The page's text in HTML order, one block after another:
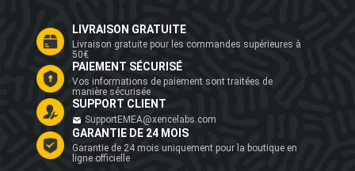
LIVRAISON GRATUITE
Livraison gratuite pour les commandes supérieures à
50€
PAIEMENT SÉCURISÉ
Vos informations de paiement sont traitées de
manière sécurisée
SUPPORT CLIENT
SupportEMEA@xencelabs.com
GARANTIE DE 24 MOIS
Garantie de 24 mois uniquement pour la boutique en
ligne officielle